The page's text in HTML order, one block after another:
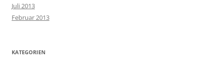
Juli 2013
Februar 2013
KATEGORIEN